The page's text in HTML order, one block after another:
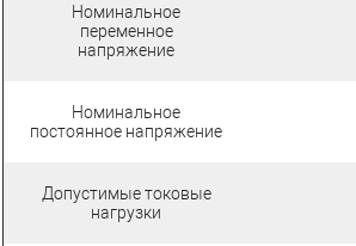
Номинальное
переменное
напряжение
Номинальное
постоянное напряжение
Допустимые токовые
нагрузки